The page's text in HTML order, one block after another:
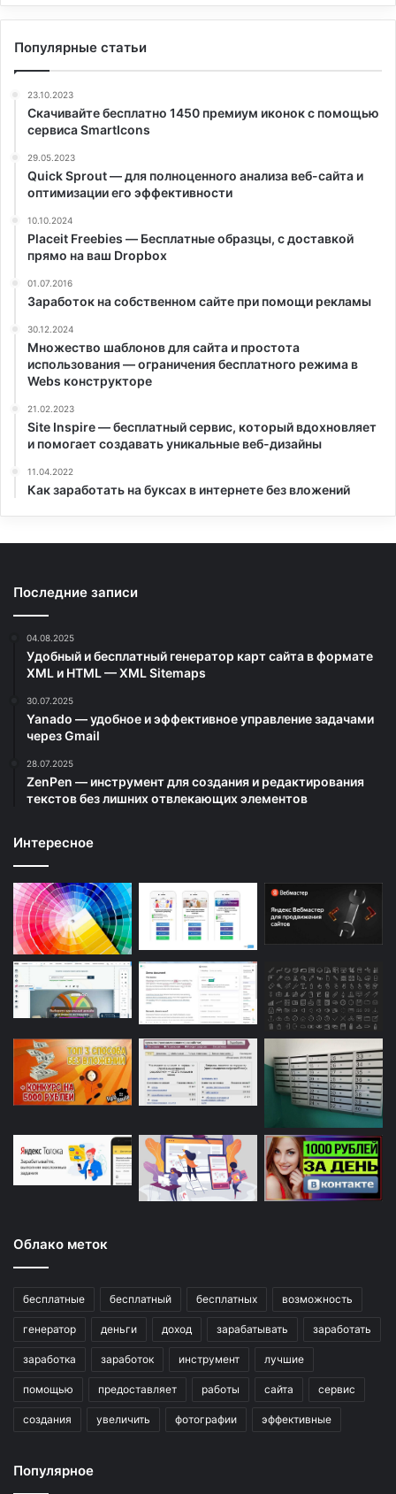
Популярные статьи
23.10.2023
Скачивайте бесплатно 1450 премиум иконок с помощью
сервиса SmartIcons
29.05.2023
Quick Sprout — для полноценного анализа веб-сайта и
оптимизации его эффективности
10.10.2024
Placeit Freebies — Бесплатные образцы, с доставкой
прямо на ваш Dropbox
01.07.2016
Заработок на собственном сайте при помощи рекламы
30.12.2024
Множество шаблонов для сайта и простота
использования — ограничения бесплатного режима в
Webs конструкторе
21.02.2023
Site Inspire — бесплатный сервис, который вдохновляет
и помогает создавать уникальные веб-дизайны
11.04.2022
Как заработать на буксах в интернете без вложений
Последние записи
04.08.2025
Удобный и бесплатный генератор карт сайта в формате
XML и HTML — XML Sitemaps
30.07.2025
Yanado — удобное и эффективное управление задачами
через Gmail
28.07.2025
ZenPen — инструмент для создания и редактирования
текстов без лишних отвлекающих элементов
Интересное
Облако меток
бесплатные бесплатный бесплатных возможность
генератор деньги доход зарабатывать заработать
заработка заработок инструмент лучшие
помощью предоставляет работы сайта сервис
создания увеличить фотографии эффективные
Популярное